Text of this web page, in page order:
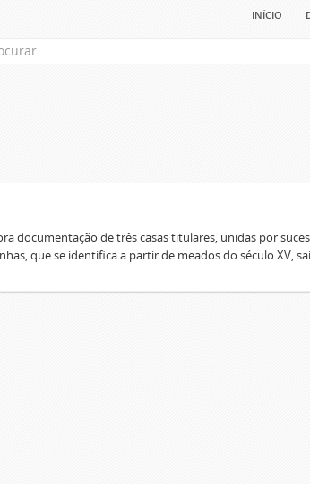
início
documentação de três casas titulares, unidas por
que se identifica a partir de meados do século XV,